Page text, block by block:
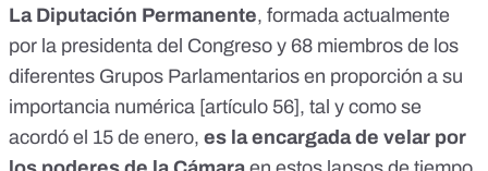
La Diputación Permanente, formada actualmente
por la presidenta del Congreso y 68 miembros de los
diferentes Grupos Parlamentarios en proporción a su
importancia numérica [artículo 56], tal y como se
acordó el 15 de enero, es la encargada de velar por